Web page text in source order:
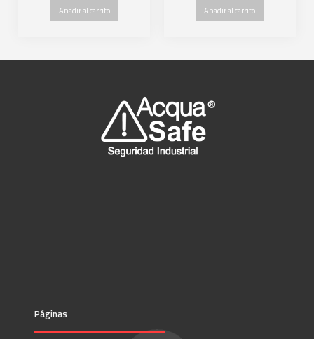
Añadir al carrito Añadir al carrito
Páginas